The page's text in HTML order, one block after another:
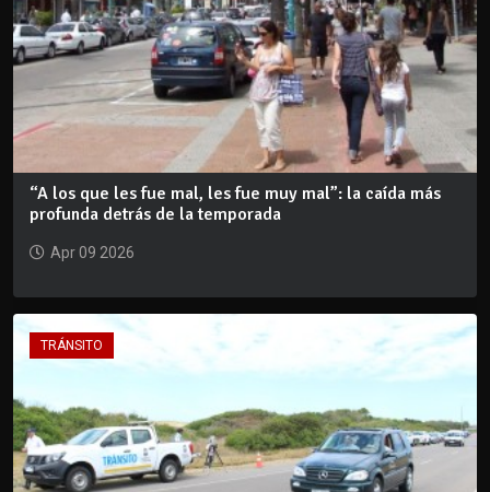
“A los que les fue mal, les fue muy mal”: la caída más
profunda detrás de la temporada
Apr 09 2026
TRÁNSITO